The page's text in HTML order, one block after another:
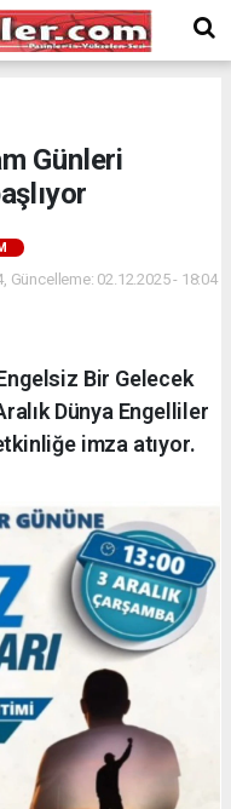
Günleri
Güncelleme: 02.12.2025 - 18:04
Bir Gelecek
Dünya Engelliler
imza atıyor.